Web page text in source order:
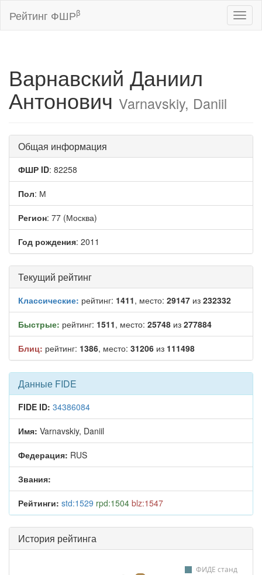
Рейтинг ФШРβ
Варнавский Даниил
Антонович Varnavskiy, Daniil
Общая информация
ФШР ID: 82258
Пол: М
Регион: 77 (Москва)
Год рождения: 2011
Текущий рейтинг
Классические: рейтинг: 1411, место: 29147 из 232332
Быстрые: рейтинг: 1511, место: 25748 из 277884
Блиц: рейтинг: 1386, место: 31206 из 111498
Данные FIDE
FIDE ID: 34386084
Имя: Varnavskiy, Daniil
Федерация: RUS
Звания:
Рейтинги: std:1529 rpd:1504 blz:1547
История рейтинга
ФИДЕ станд